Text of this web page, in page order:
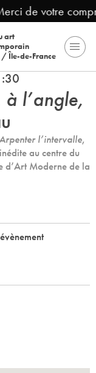
de votre
art
/ Île-de-France
l’angle,
l’intervalle,
au centre du
d’Art Moderne de la